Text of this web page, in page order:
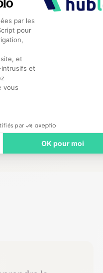
du
par les
pour
et
intrusifs et
vous
par
OK pour moi
En créant des offres
des canaux de
et en mettant en
sélection rigoureux, les
ressources humaines
défis du recrutement et
offerts aux patients.